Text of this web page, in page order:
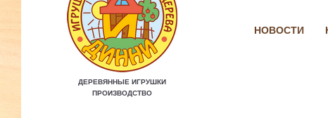
ДЕРЕВЯННЫЕ ИГРУШКИ
ПРОИЗВОДСТВО
НОВОСТИ